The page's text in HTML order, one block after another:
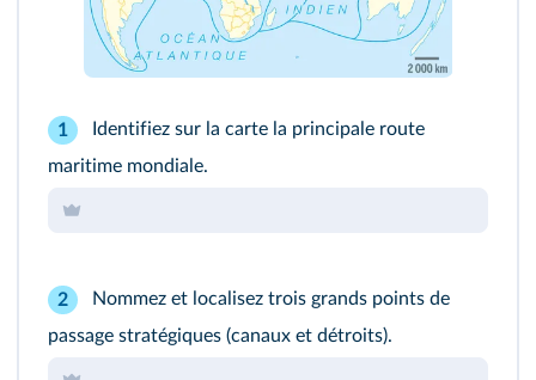
1
Identifiez sur la carte la principale route
maritime mondiale.
2
Nommez et localisez trois grands points de
passage stratégiques (canaux et détroits).